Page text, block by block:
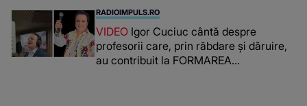
românca ucisă în Italia și ascunsă în
lada unui pat: " Îmi pare rău că nu am
reușit să fac mai mult pentru ea și..."
RADIOIMPULS.RO
VIDEO Igor Cuciuc cântă despre
profesorii care, prin răbdare și dăruire,
au contribuit la FORMAREA